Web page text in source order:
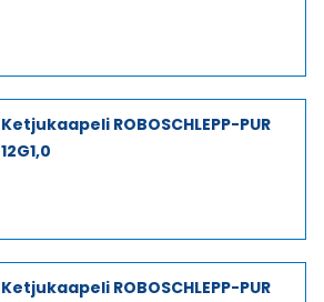
Ketjukaapeli ROBOSCHLEPP-PUR
12G1,0
Ketjukaapeli ROBOSCHLEPP-PUR